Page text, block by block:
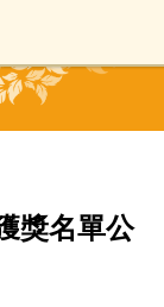
獎名單公